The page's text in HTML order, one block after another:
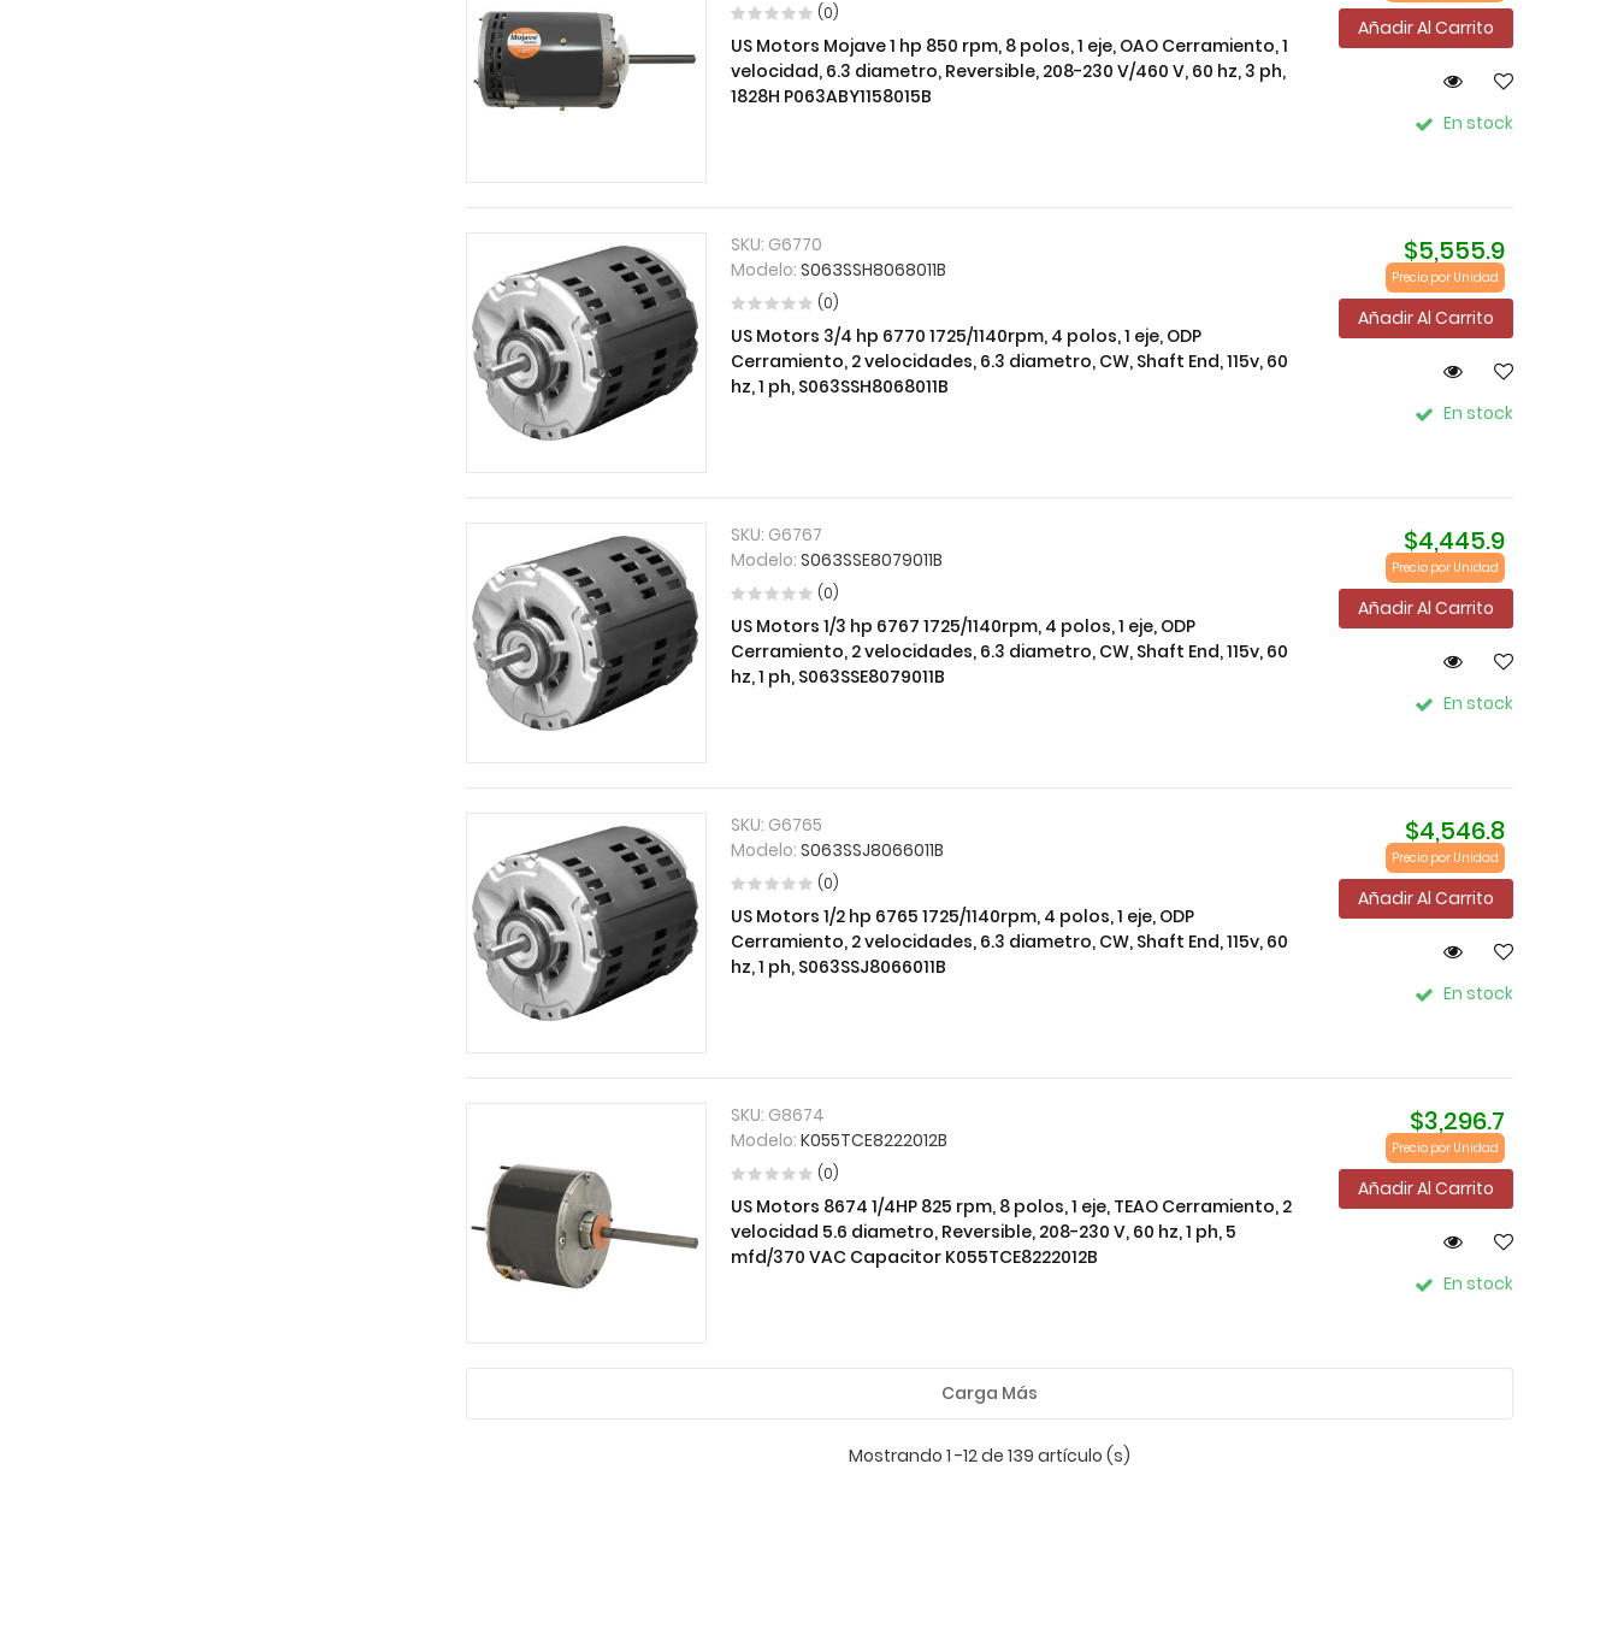
(0)
US Motors Mojave 1 hp 850 rpm, 8 polos, 1 eje, OAO Cerramiento, 1
velocidad, 6.3 diametro, Reversible, 208-230 V/460 V, 60 hz, 3 ph,
1828H P063ABY1158015B
Añadir Al Carrito
En stock
SKU: G6770
Modelo:S063SSH8068011B
(0)
US Motors 3/4 hp 6770 1725/1140rpm, 4 polos, 1 eje, ODP
Cerramiento, 2 velocidades, 6.3 diametro, CW, Shaft End, 115v, 60
hz, 1 ph, S063SSH8068011B
$5,555.9
Precio por Unidad
Añadir Al Carrito
En stock
SKU: G6767
Modelo:S063SSE8079011B
(0)
US Motors 1/3 hp 6767 1725/1140rpm, 4 polos, 1 eje, ODP
Cerramiento, 2 velocidades, 6.3 diametro, CW, Shaft End, 115v, 60
hz, 1 ph, S063SSE8079011B
$4,445.9
Precio por Unidad
Añadir Al Carrito
En stock
SKU: G6765
Modelo:S063SSJ8066011B
(0)
US Motors 1/2 hp 6765 1725/1140rpm, 4 polos, 1 eje, ODP
Cerramiento, 2 velocidades, 6.3 diametro, CW, Shaft End, 115v, 60
hz, 1 ph, S063SSJ8066011B
$4,546.8
Precio por Unidad
Añadir Al Carrito
En stock
SKU: G8674
Modelo:K055TCE8222012B
(0)
US Motors 8674 1/4HP 825 rpm, 8 polos, 1 eje, TEAO Cerramiento, 2
velocidad 5.6 diametro, Reversible, 208-230 V, 60 hz, 1 ph, 5
mfd/370 VAC Capacitor K055TCE8222012B
$3,296.7
Precio por Unidad
Añadir Al Carrito
En stock
Carga Más
Mostrando 1 -12 de 139 artículo (s)